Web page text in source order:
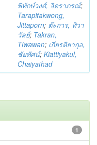
พิทักษ์วงศ์, จิตราภรณ์;
Tarapitakwong,
Jittaporn; ต๊ะการ, ทิวา
วัลย์; Takran,
Tiwawan; เกียรติยากุล,
ชัยทัศน์; Kiattiyakul,
Chaiyathad
1